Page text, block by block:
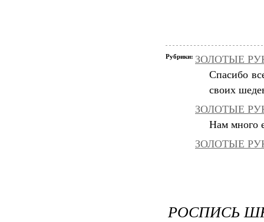
Рубрики: ЗОЛОТЫЕ
Спасибо
своих
ЗОЛОТЫЕ
Нам много
ЗОЛОТЫЕ
РОСПИСЬ